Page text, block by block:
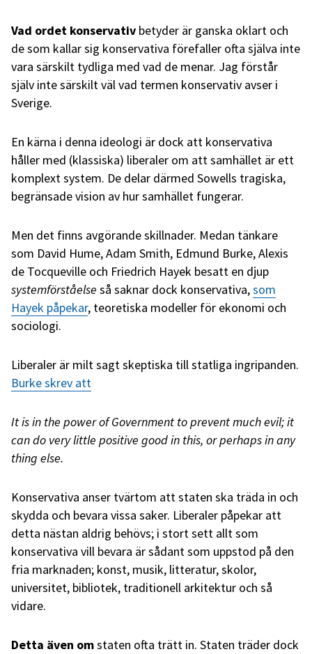
Vad ordet konservativ betyder är ganska oklart och
de som kallar sig konservativa förefaller ofta själva inte
vara särskilt tydliga med vad de menar. Jag förstår
själv inte särskilt väl vad termen konservativ avser i
Sverige.
En kärna i denna ideologi är dock att konservativa
håller med (klassiska) liberaler om att samhället är ett
komplext system. De delar därmed Sowells tragiska,
begränsade vision av hur samhället fungerar.
Men det finns avgörande skillnader. Medan tänkare
som David Hume, Adam Smith, Edmund Burke, Alexis
de Tocqueville och Friedrich Hayek besatt en djup
systemförståelse så saknar dock konservativa,som
Hayek påpekar, teoretiska modeller för ekonomi och
sociologi.
Liberaler är milt sagt skeptiska till statliga ingripanden.
Burke skrev att
It is in the power of Government to prevent much evil; it
can do very little positive good in this, or perhaps in any
thing else.
Konservativa anser tvärtom att staten ska träda in och
skydda och bevara vissa saker. Liberaler påpekar att
detta nästan aldrig behövs; i stort sett allt som
konservativa vill bevara är sådant som uppstod på den
fria marknaden; konst, musik, litteratur, skolor,
universitet, bibliotek, traditionell arkitektur och så
vidare.
Detta även omstaten ofta trätt in. Staten träder dock